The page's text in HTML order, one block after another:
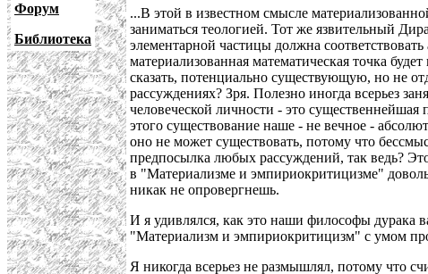
Форум
Библиотека
...В этой в известном смысле
заниматься теологией. Тот же язвительный
элементарной частицы должна
материализованная математическая точка
сказать, потенциально существующую, но не
рассуждениях? Зря. Полезно иногда всерьез
человеческой личности - это
этого существование наше - не вечное -
оно не может существовать, потому что
предпосылка любых рассуждений, так ведь?
в "Материализме и эмпириокритицизме"
никак не опровергнешь.
И я удивлялся, как это наши философы
"Материализм и эмпириокритицизм" с умом
Я никогда всерьез не размышлял, потому что